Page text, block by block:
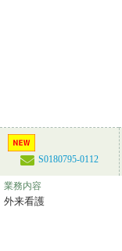
S0180795-0112
業務内容
外来看護